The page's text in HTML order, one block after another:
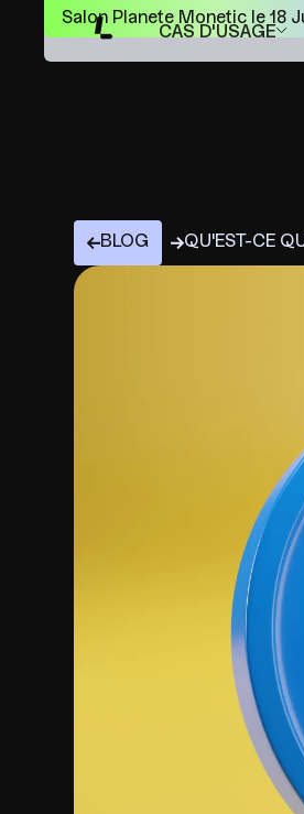
Salon Planete Monetic le 18
CAS D'USAGE
BLOG QU'EST-CE